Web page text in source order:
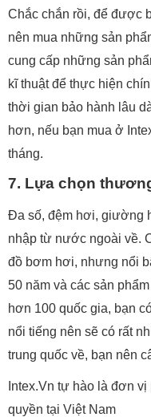
Chắc chắn rồi, để được
nên mua những sản
cung cấp những sản
kĩ thuật để thực hiện
thời gian bảo hành lâu
hơn, nếu bạn mua ở
tháng.
7. Lựa chọn
Đa số, đệm hơi, giường
nhập từ nước ngoài về.
đồ bơm hơi, nhưng nổi
50 năm và các sản
hơn 100 quốc gia, bạn
nổi tiếng nên sẽ có rất
trung quốc về, bạn nên
Intex.Vn tự hào là đơn
quyền tại Việt Nam